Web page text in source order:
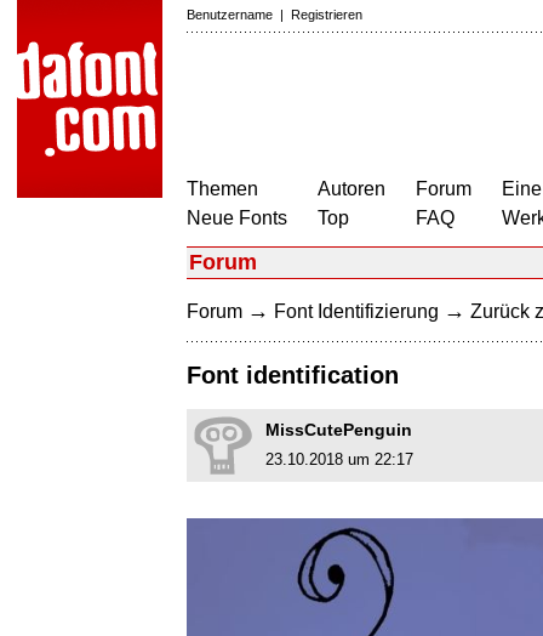
Benutzername | Registrieren
Themen
Neue Fonts
Autoren
Top
Forum
FAQ
Forum
Forum → Font Identifizierung → Zurück
Font identification
MissCutePenguin
23.10.2018 um 22:17